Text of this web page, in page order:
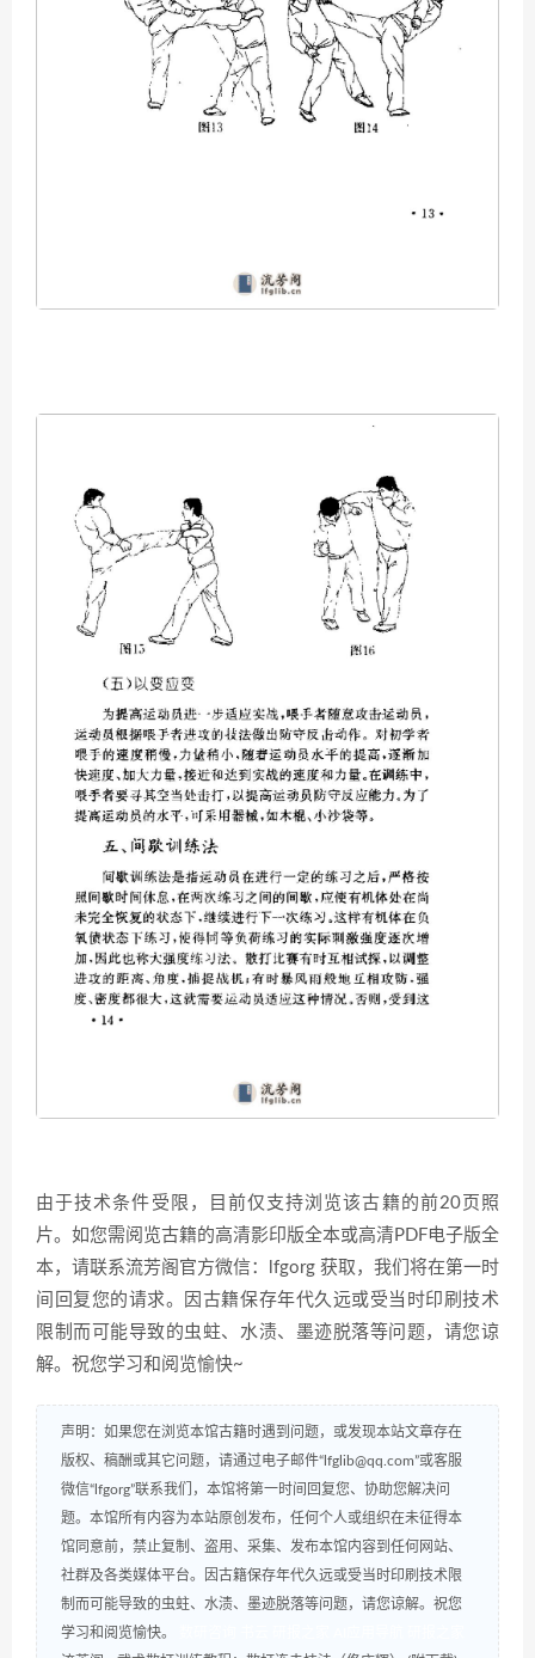
由于技术条件受限，目前仅支持浏览该古籍的前20页照
片。如您需阅览古籍的高清影印版全本或高清PDF电子版全
本，请联系流芳阁官方微信：lfgorg 获取，我们将在第一时
间回复您的请求。因古籍保存年代久远或受当时印刷技术
限制而可能导致的虫蛀、水渍、墨迹脱落等问题，请您谅
解。祝您学习和阅览愉快~
声明：如果您在浏览本馆古籍时遇到问题，或发现本站文章存在
版权、稿酬或其它问题，请通过电子邮件“lfglib@qq.com”或客服
微信“lfgorg”联系我们，本馆将第一时间回复您、协助您解决问
题。本馆所有内容为本站原创发布，任何个人或组织在未征得本
馆同意前，禁止复制、盗用、采集、发布本馆内容到任何网站、
社群及各类媒体平台。因古籍保存年代久远或受当时印刷技术限
制而可能导致的虫蛀、水渍、墨迹脱落等问题，请您谅解。祝您
学习和阅览愉快。